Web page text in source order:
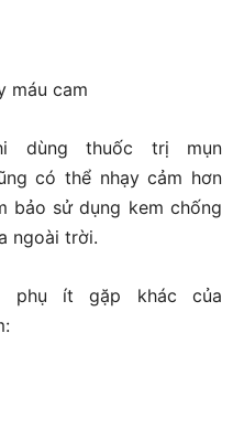
máu cam
dùng thuốc trị mụn
có thể nhạy cảm hơn
bảo sử dụng kem chống
ngoài trời.
phụ ít gặp khác của